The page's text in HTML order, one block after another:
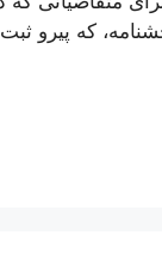
که پیرو